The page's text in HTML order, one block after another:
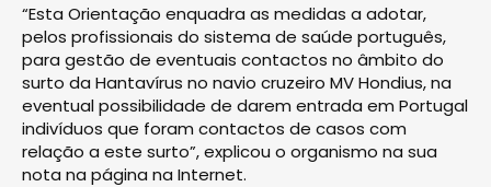
“Esta Orientação enquadra as medidas a adotar,
pelos profissionais do sistema de saúde português,
para gestão de eventuais contactos no âmbito do
surto da Hantavírus no navio cruzeiro MV Hondius, na
eventual possibilidade de darem entrada em Portugal
indivíduos que foram contactos de casos com
relação a este surto”, explicou o organismo na sua
nota na página na Internet.